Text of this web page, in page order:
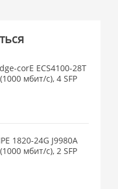
corE ECS4100-28T
мбит/с), 4 SFP
1820-24G J9980A
мбит/с), 2 SFP